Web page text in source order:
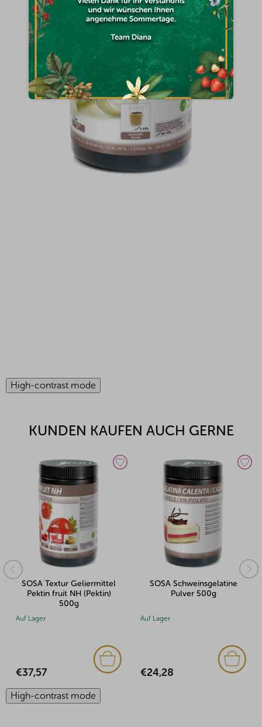
High-contrast mode
KUNDEN KAUFEN AUCH GERNE
SOSA Textur Geliermittel
Pektin fruit NH (Pektin)
500g
Auf Lager
€37,57
SOSA Schweinsgelatine
Pulver 500g
Auf Lager
€24,28
High-contrast mode